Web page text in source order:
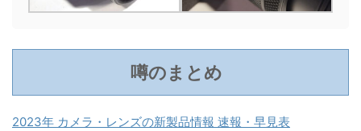
噂のまとめ
2023年 カメラ・レンズの新製品情報 速報・早見表